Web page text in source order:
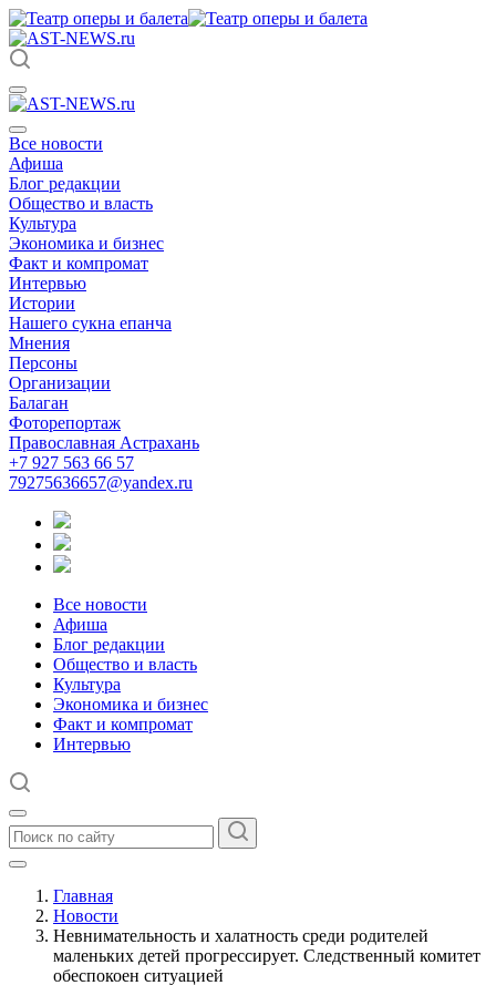
Все новости
Афиша
Блог редакции
Общество и власть
Культура
Экономика и бизнес
Факт и компромат
Интервью
Истории
Нашего сукна епанча
Мнения
Персоны
Организации
Балаган
Фоторепортаж
Православная Астрахань
+7 927 563 66 57
79275636657@yandex.ru
Все новости
Афиша
Блог редакции
Общество и власть
Культура
Экономика и бизнес
Факт и компромат
Интервью
Главная
Новости
Невнимательность и халатность среди родителей
маленьких детей прогрессирует. Следственный комитет
обеспокоен ситуацией